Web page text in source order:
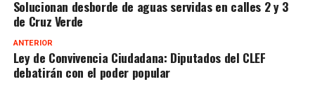
Solucionan desborde de aguas servidas en calles 2 y 3
de Cruz Verde
ANTERIOR
Ley de Convivencia Ciudadana: Diputados del CLEF
debatirán con el poder popular